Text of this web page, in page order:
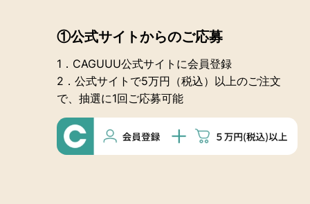
①公式サイトからのご応募
1．CAGUUU公式サイトに会員登録
2．公式サイトで5万円（税込）以上のご注文
で、抽選に1回ご応募可能